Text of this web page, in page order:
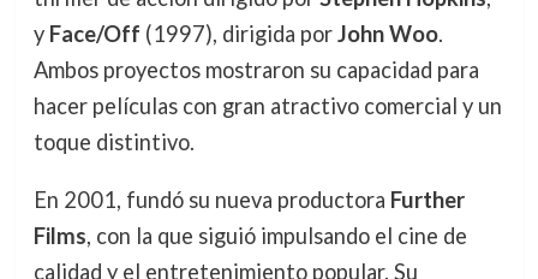
y Face/Off (1997), dirigida porJohn Woo.
Ambos proyectos mostraron su capacidad para
hacer películas con gran atractivo comercial y un
toque distintivo.
En 2001, fundó su nueva productora Further
Films, con la que siguió impulsando el cine de
calidad y el entretenimiento popular. Su